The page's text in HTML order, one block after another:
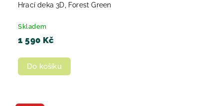
Hrací deka 3D, Forest Green
Skladem
1 590 Kč
Do košíku